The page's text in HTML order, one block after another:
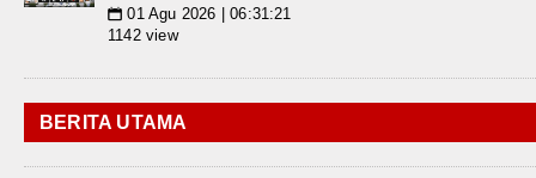
📅 01 Agu 2026 | 06:31:21
1142 view
BERITA UTAMA